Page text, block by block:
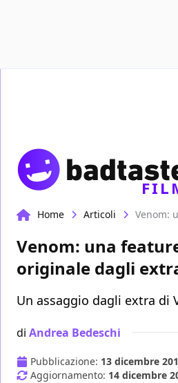
Home Articoli
Venom: una
originale dagli
Un assaggio dagli extra di
di Andrea Bedeschi
Pubblicazione: 13 dicembre
Aggiornamento: 14 dicembre